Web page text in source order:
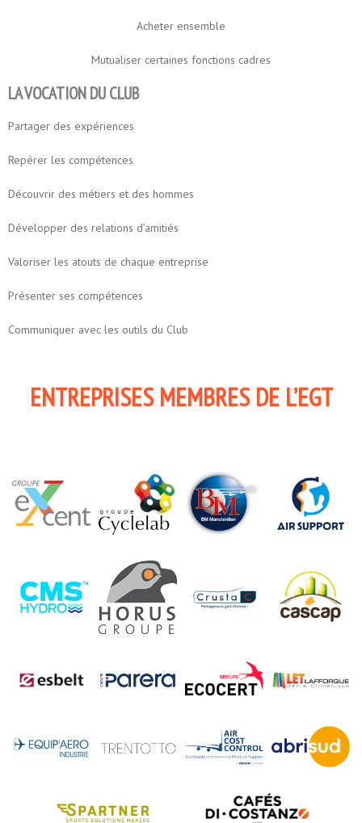
Acheter ensemble
Mutualiser certaines fonctions cadres
LA VOCATION DU CLUB​
Partager des expériences
Repérer les compétences
Découvrir des métiers et des hommes
Développer des relations d’amitiés
Valoriser les atouts de chaque entreprise
Présenter ses compétences
Communiquer avec les outils du Club
ENTREPRISES MEMBRES DE L’EGT